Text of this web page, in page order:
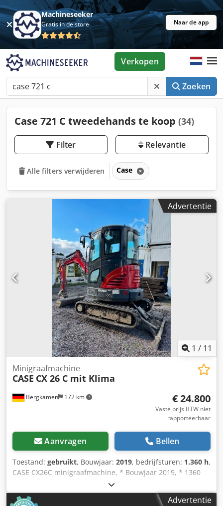
Machineseeker
Gratis in de store Naar de app
Zoeken
Verkopen
Case 721 C tweedehands te koop (34)
Filter Relevantie
Alle filters verwijderen Case
Advertentie
1 / 11
Bergkamen 172 km
Minigraafmachine
CASE CX 26 C mit Klima
€ 24.800
Vaste prijs BTW niet
rapporteerbaar
Aanvragen Bellen
Toestand: gebruikt, Bouwjaar: 2019, bedrijfsturen: 1.360 h,
CASE CX26C minigraafmachine, * Bouwjaar 2019, * 1360
BS, i * Verwarming, * Airconditioning, * Rubberen rupsen,
* Dozerblad, * Snelwissel Dcodpfsurfkcjx Abhjk
Advertentie